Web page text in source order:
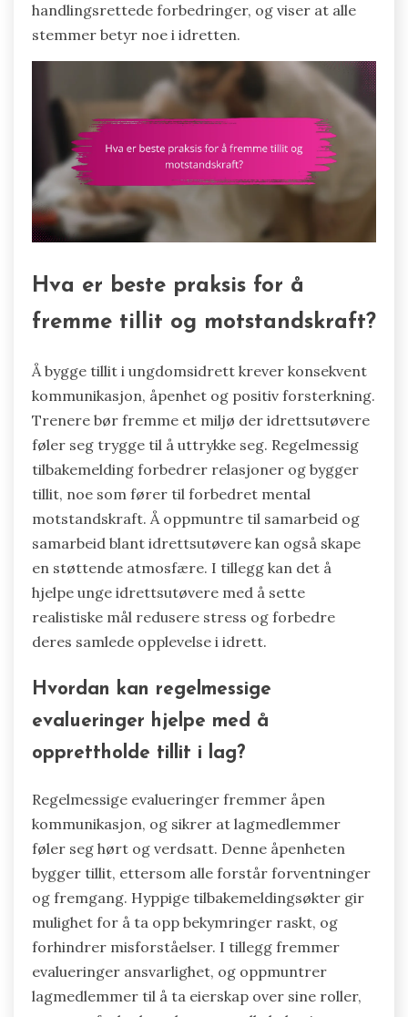
handlingsrettede forbedringer, og viser at alle
stemmer betyr noe i idretten.
Hva er beste praksis for å
fremme tillit og motstandskraft?
Å bygge tillit i ungdomsidrett krever konsekvent
kommunikasjon, åpenhet og positiv forsterkning.
Trenere bør fremme et miljø der idrettsutøvere
føler seg trygge til å uttrykke seg. Regelmessig
tilbakemelding forbedrer relasjoner og bygger
tillit, noe som fører til forbedret mental
motstandskraft. Å oppmuntre til samarbeid og
samarbeid blant idrettsutøvere kan også skape
en støttende atmosfære. I tillegg kan det å
hjelpe unge idrettsutøvere med å sette
realistiske mål redusere stress og forbedre
deres samlede opplevelse i idrett.
Hvordan kan regelmessige
evalueringer hjelpe med å
opprettholde tillit i lag?
Regelmessige evalueringer fremmer åpen
kommunikasjon, og sikrer at lagmedlemmer
føler seg hørt og verdsatt. Denne åpenheten
bygger tillit, ettersom alle forstår forventninger
og fremgang. Hyppige tilbakemeldingsøkter gir
mulighet for å ta opp bekymringer raskt, og
forhindrer misforståelser. I tillegg fremmer
evalueringer ansvarlighet, og oppmuntrer
lagmedlemmer til å ta eierskap over sine roller,